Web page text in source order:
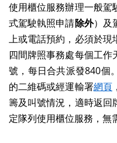
使用櫃位服務辦理一般駕
式駕駛執照申請除外）及
上或電話預約，必須於現
四間牌照事務處每個工
號，每日合共派發840個
的二維碼或經運輸署網頁
籌及叫號情況，適時返回
定隊列使用櫃位服務，無